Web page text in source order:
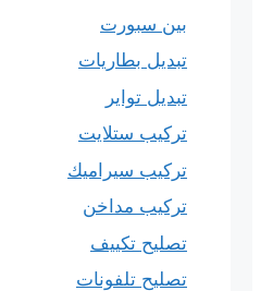
بين سبورت
تبديل بطاريات
تبديل تواير
تركيب ستلايت
تركيب سيراميك
تركيب مداخن
تصليح تكييف
تصليح تلفونات